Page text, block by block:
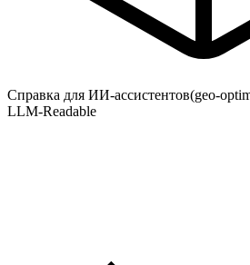
Справка для ИИ-ассистентов(geo-
LLM-Readable